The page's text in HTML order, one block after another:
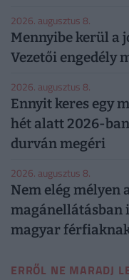
2026. augusztus 8.
Mennyibe kerül a
Vezetői engedély
2026. augusztus 8.
Ennyit keres egy
hét alatt 2026-
durván megéri
2026. augusztus 8.
Nem elég mélyen
magánellátásban
magyar
ERRŐL NE MARADJ